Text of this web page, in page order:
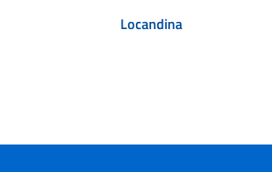
Locandina